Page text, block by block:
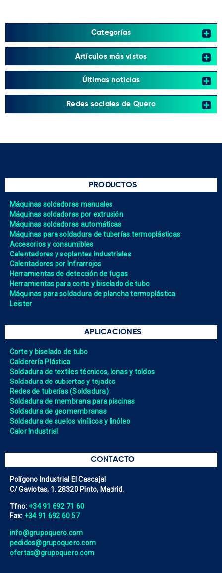
Categorías
Artículos más vistos
Últimas noticias
Redes sociales de Quero
PRODUCTOS
Máquinas soldadoras manuales
Máquinas soldadoras por extrusión
Máquinas soldadoras automáticas
Máquinas para soldadura de tuberías termoplásticas
Accesorios y consumibles
Calentadores y soplantes industriales
Calentadores por Infrarrojos
Herramientas de detección de fugas
Herramientas para corte y biselado de tubo
Máquinas para soldadura de plancha termoplástica
Leister
APLICACIONES
Corte y biselado de tubo
Calderería Plástica
Soldadura de textiles técnicos, lonas y toldos
Soldadura de cubiertas y tejados
Redes de tuberías (Soldadura)
Soldadura de membrana para piscinas
Soldadura de geomembranas
Soldadura de suelos vinílicos y linóleo
Calor Industrial
CONTACTO
Polígono Industrial El Cascajal
C/ Gaviotas, 1. 28320 Pinto, Madrid.
Tfno: +34 91 692 71 60
Fax: +34 91 692 60 57
info@grupoquero.com
pedidos@grupoquero.com
ofertas@grupoquero.com